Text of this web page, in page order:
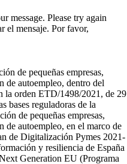
message. Please try again
el mensaje. Por favor,
de pequeñas empresas,
de autoempleo, dentro del
orden ETD/1498/2021, de 29
bases reguladoras de la
de pequeñas empresas,
de autoempleo, en el marco de
de Digitalización Pymes 2021-
y resiliencia de España
Generation EU (Programa